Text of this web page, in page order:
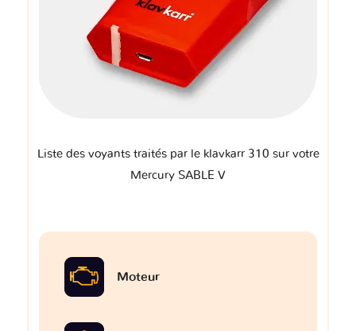
Liste des voyants traités par le klavkarr 310 sur votre
Mercury SABLE V
Moteur